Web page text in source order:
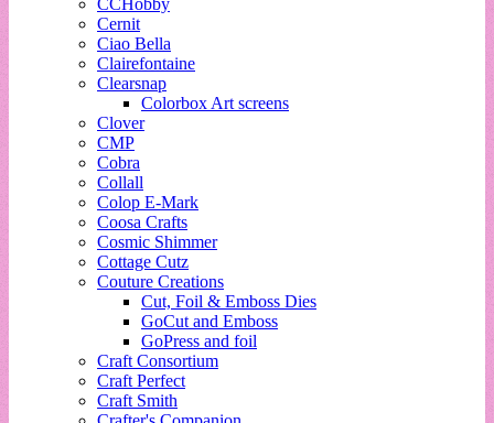
Cernit
Ciao Bella
Clairefontaine
Clearsnap
Colorbox Art screens
Clover
CMP
Cobra
Collall
Colop E-Mark
Coosa Crafts
Cosmic Shimmer
Cottage Cutz
Couture Creations
Cut, Foil & Emboss Dies
GoCut and Emboss
GoPress and foil
Craft Consortium
Craft Perfect
Craft Smith